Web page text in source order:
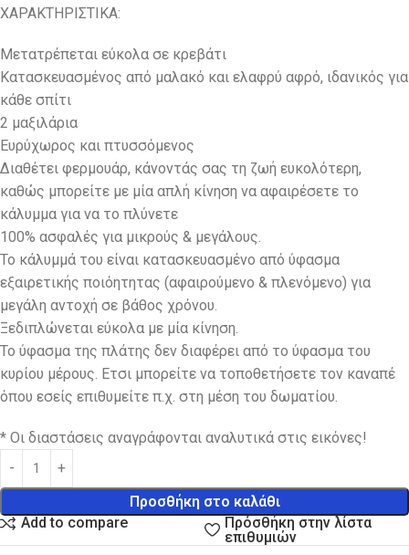
ΧΑΡΑΚΤΗΡΙΣΤΙΚΑ:
Μετατρέπεται εύκολα σε κρεβάτι
Κατασκευασμένος από μαλακό και ελαφρύ αφρό, ιδανικός για
κάθε σπίτι
2 μαξιλάρια
Ευρύχωρος και πτυσσόμενος
Διαθέτει φερμουάρ, κάνοντάς σας τη ζωή ευκολότερη,
καθώς μπορείτε με μία απλή κίνηση να αφαιρέσετε το
κάλυμμα για να το πλύνετε
100% ασφαλές για μικρούς & μεγάλους.
Το κάλυμμά του είναι κατασκευασμένο από ύφασμα
εξαιρετικής ποιόητητας (αφαιρούμενο & πλενόμενο) για
μεγάλη αντοχή σε βάθος χρόνου.
Ξεδιπλώνεται εύκολα με μία κίνηση.
Το ύφασμα της πλάτης δεν διαφέρει από το ύφασμα του
κυρίου μέρους. Ετσι μπορείτε να τοποθετήσετε τον καναπέ
όπου εσείς επιθυμείτε π.χ. στη μέση του δωματίου.
* Οι διαστάσεις αναγράφονται αναλυτικά στις εικόνες!
Προσθήκη στο καλάθι
Add to compare
Πρόσθήκη στην λίστα
επιθυμιών